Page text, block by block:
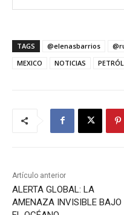
TAGS @elenasbarrios
MEXICO
NOTICIAS
Artículo anterior
ALERTA GLOBAL: LA
AMENAZA INVISIBLE BAJO